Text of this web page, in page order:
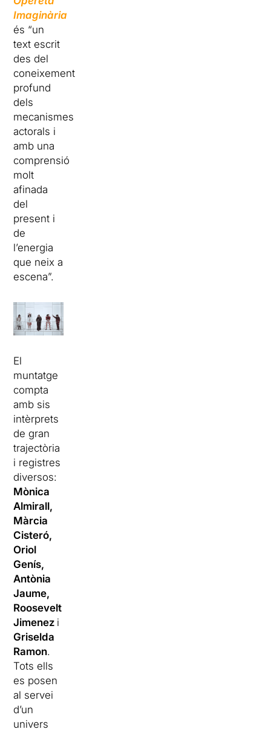
Imaginària
és “un
text escrit
des del
coneixement
profund
dels
mecanismes
actorals i
amb una
comprensió
molt
afinada
del
present i
de
l’energia
que neix a
escena”.
El
muntatge
compta
amb sis
intèrprets
de gran
trajectòria
i registres
diversos:
Mònica
Almirall,
Màrcia
Cisteró,
Oriol
Genís,
Antònia
Jaume,
Roosevelt
Jimenez i
Griselda
Ramon.
Tots ells
es posen
al servei
d’un
univers